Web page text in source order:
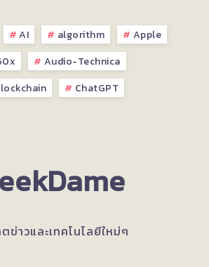
AI algorithm
Apple
Audio-Technica
ChatGPT
eekDame
ข่าวและเทคโนโลยีใหม่ๆ